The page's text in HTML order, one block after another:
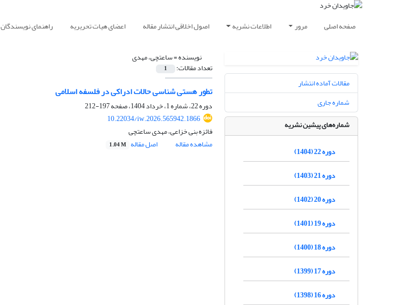
صفحه اصلی مرور اطلاعات نشریه اصول اخلاقی انتشار مقاله اعضای هیات تحریریه راهنمای نویسندگان
نویسنده =ساعتچی، مهدی
تعداد مقالات: 1
تطور هستی شناسی حالات ادراکی در فلسفه اسلامی
دوره 22، شماره 1، خرداد 1404، صفحه
197-212
10.22034/iw.2026.565942.1866
فائزه بنی خزاعی، مهدی ساعتچی
مشاهده مقاله
اصل مقاله 1.04 M
مقالات آماده انتشار
شماره جاری
شماره‌های پیشین نشریه
دوره 22 (1404)
دوره 21 (1403)
دوره 20 (1402)
دوره 19 (1401)
دوره 18 (1400)
دوره 17 (1399)
دوره 16 (1398)